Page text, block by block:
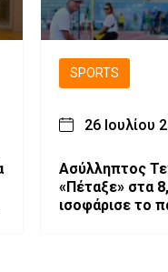
SPORTS
26 Ιουλίου
Ασύλληπτος
«Πέταξε» στα
ισοφάρισε το